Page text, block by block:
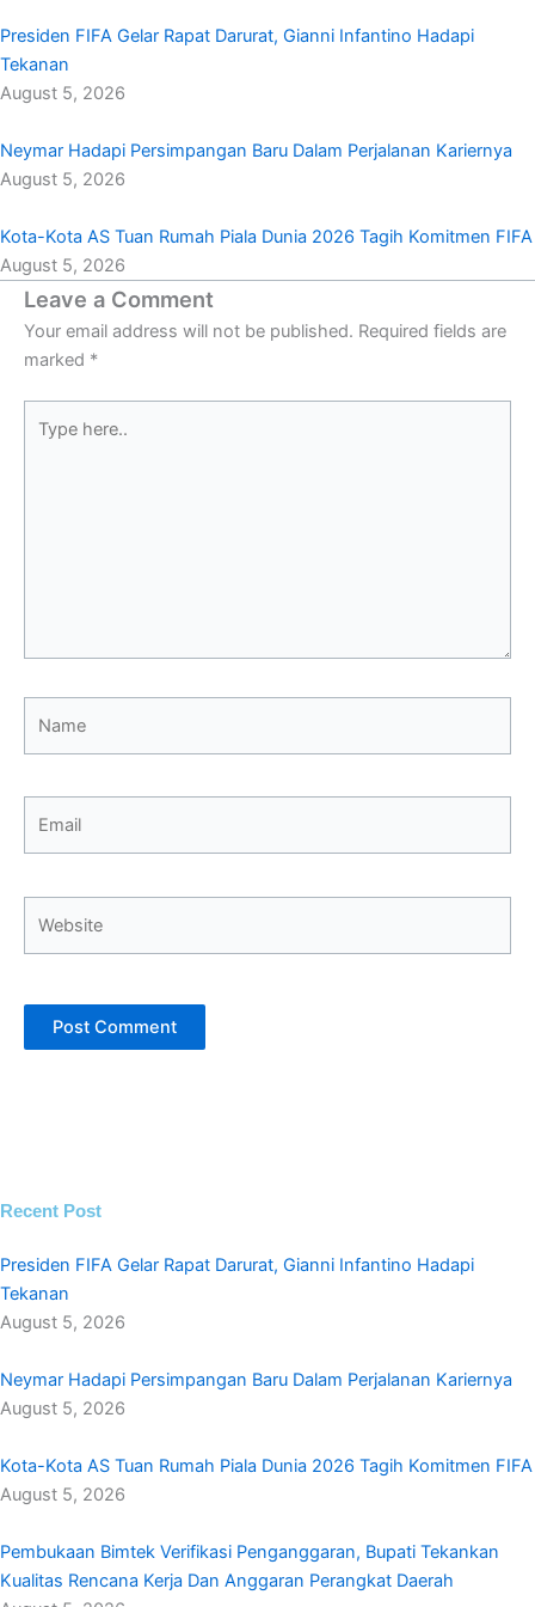
Presiden FIFA Gelar Rapat Darurat, Gianni Infantino Hadapi
Tekanan
August 5, 2026
Neymar Hadapi Persimpangan Baru Dalam Perjalanan Kariernya
August 5, 2026
Kota-Kota AS Tuan Rumah Piala Dunia 2026 Tagih Komitmen FIFA
August 5, 2026
Leave a Comment
Your email address will not be published. Required fields are
marked *
here..
Recent Post
Presiden FIFA Gelar Rapat Darurat, Gianni Infantino Hadapi
Tekanan
August 5, 2026
Neymar Hadapi Persimpangan Baru Dalam Perjalanan Kariernya
August 5, 2026
Kota-Kota AS Tuan Rumah Piala Dunia 2026 Tagih Komitmen FIFA
August 5, 2026
Pembukaan Bimtek Verifikasi Penganggaran, Bupati Tekankan
Kualitas Rencana Kerja Dan Anggaran Perangkat Daerah